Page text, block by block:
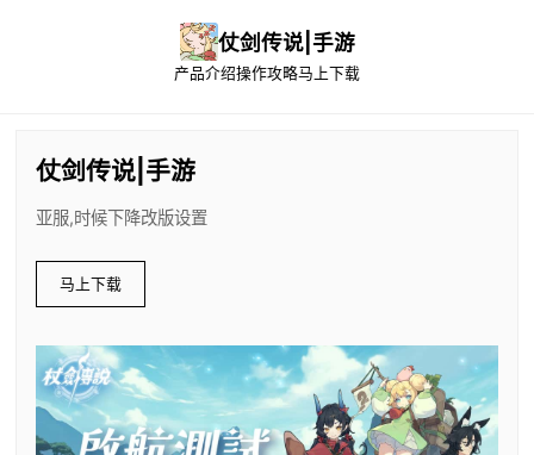
仗剑传说|手游
产品介绍操作攻略马上下载
仗剑传说|手游
亚服,时候下降改版设置
马上下载